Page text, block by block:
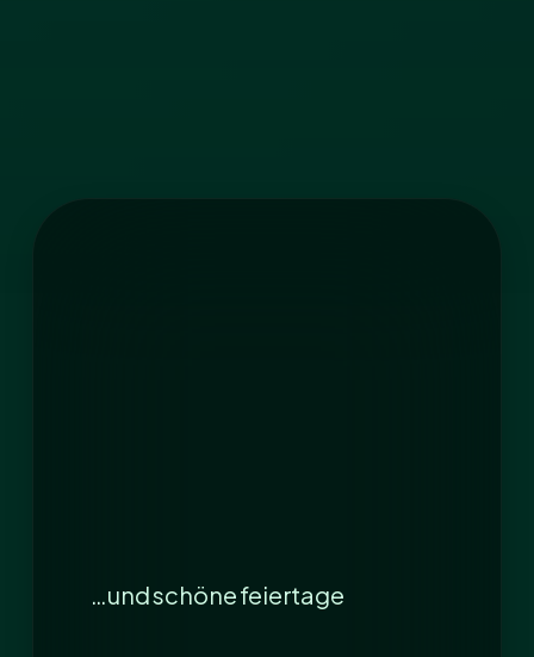
…und schöne feiertage